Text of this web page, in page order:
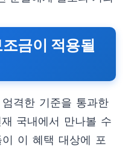
금이 적용될
격한 기준을 통과한
국내에서 만나볼 수
이 혜택 대상에 포